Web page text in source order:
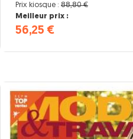
Prix kiosque : 88,80 €
Meilleur prix :
56,25 €